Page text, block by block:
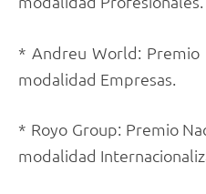
* Andreu World: Premio
modalidad Empresas.
* Royo Group: Premio
modalidad